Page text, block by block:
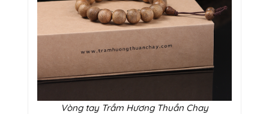
Vòng tay Trầm Hương Thuần Chay